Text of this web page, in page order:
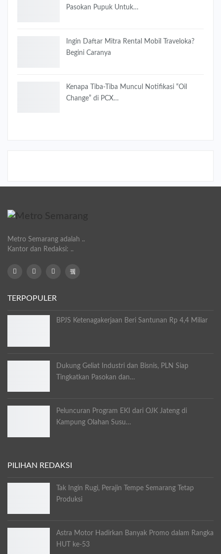
Pasokan Pupuk Untuk…
Ingin Daftar Mitra Rental Mobil Traveloka?
Begini Caranya
Kenapa Tiba-Tiba Muncul Notifikasi “Oil
Change” di PCX…
Metro Semarang adalah ..
Kantor dan Redaksi: ..
TERPOPULER
BPJS Ketenagakerjaan Beri Santunan Rp 4,4 Miliar
Dukung Geliat Industri dan Bisnis, PLN Siap
Tingkatkan Pasokan dan…
Peluncuran Program EKI dari OJK Jateng di
Kampung Olahan Susu…
PILIHAN REDAKSI
Tak Ingin Rugi, Perajin Tempe Semarang Tetap
Produksi
Astra Motor Hadirkan Banyak Promo dalam Rangka
HUT ke-53